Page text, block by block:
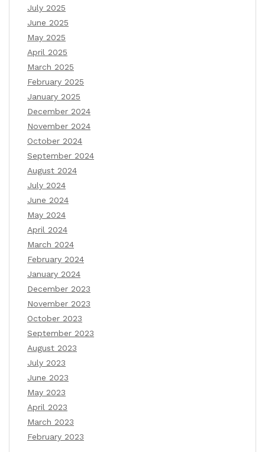
July 2025
June 2025
May 2025
April 2025
March 2025
February 2025
January 2025
December 2024
November 2024
October 2024
September 2024
August 2024
July 2024
June 2024
May 2024
April 2024
March 2024
February 2024
January 2024
December 2023
November 2023
October 2023
September 2023
August 2023
July 2023
June 2023
May 2023
April 2023
March 2023
February 2023